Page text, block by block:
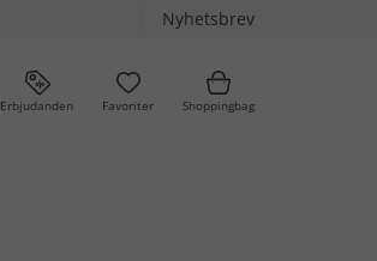
Nyhetsbrev
Erbjudanden Favoriter Shoppingbag